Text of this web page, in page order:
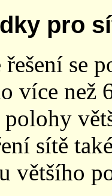
pro
se
více než
polohy
sítě
většího